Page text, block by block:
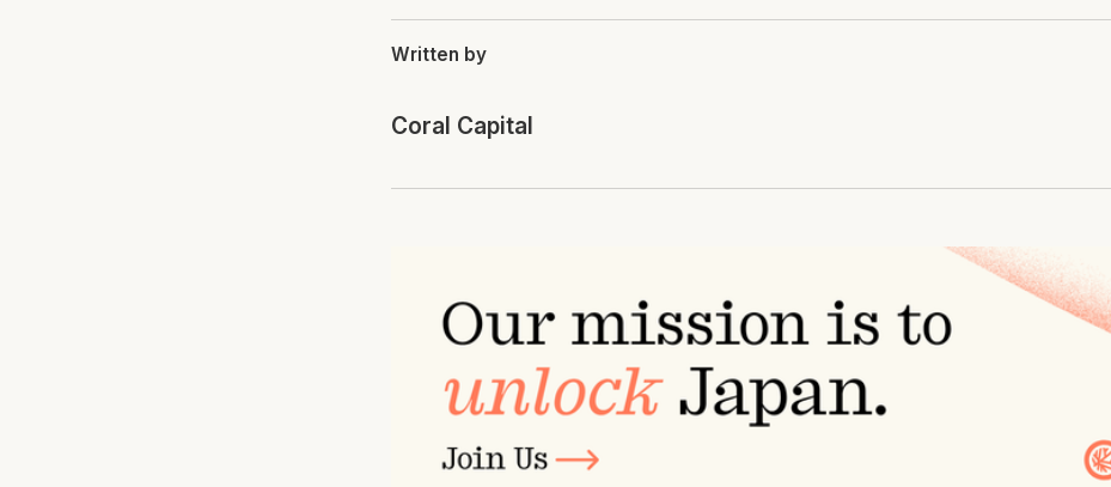
Written by
Coral Capital